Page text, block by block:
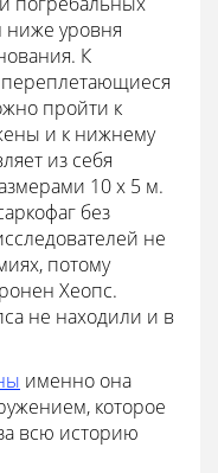
ниже уровня
К
пройти к
и к нижнему
из себя
10 х 5 м.
без
не
потому
Хеопс.
не находили и в
именно она
которое
всю историю